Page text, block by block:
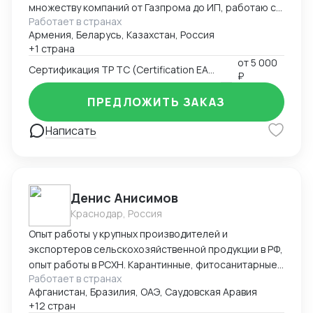
множеству компаний от Газпрома до ИП, работаю с
таможенными брокерами
Работает в странах
Армения, Беларусь, Казахстан, Россия
+1 страна
от5 000
₽
Написать
ПРЕДЛОЖИТЬ ЗАКАЗ
Денис Анисимов
Краснодар, Россия
Опыт работы у крупных производителей и
экспортеров сельскохозяйственной продукции в РФ,
опыт работы в РСХН. Карантинные, фитосанитарные,
ветеринарные и иные сертификаты. Взаимодействие
с лабораториями, госорганами, сюрвейерами,
Работает в странах
Афганистан, Бразилия, ОАЭ, Саудовская Аравия
+12 стран